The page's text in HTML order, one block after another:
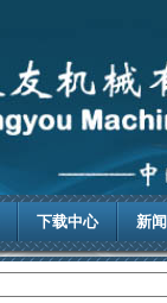
下载中心 新